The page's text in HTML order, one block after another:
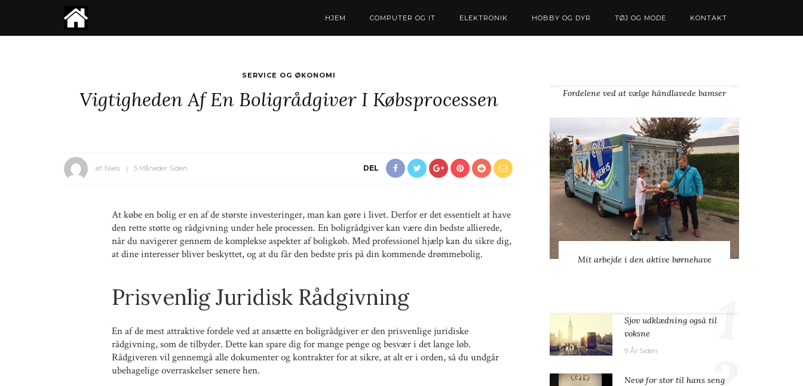
HJEM COMPUTER OG IT ELEKTRONIK HOBBY OG DYR TØJ OG MODE KONTAKT
SERVICE OG ØKONOMI
Vigtigheden Af En Boligrådgiver I Købsprocessen
af: Niels 5 Måneder Siden DEL
At købe en bolig er en af de største investeringer, man kan gøre i livet. Derfor er det essentielt at have
den rette støtte og rådgivning under hele processen. En boligrådgiver kan være din bedste allierede,
når du navigerer gennem de komplekse aspekter af boligkøb. Med professionel hjælp kan du sikre dig,
at dine interesser bliver beskyttet, og at du får den bedste pris på din kommende drømmebolig.
Prisvenlig Juridisk Rådgivning
En af de mest attraktive fordele ved at ansætte en boligrådgiver er den prisvenlige juridiske
rådgivning, som de tilbyder. Dette kan spare dig for mange penge og besvær i det lange løb.
Rådgiveren vil gennemgå alle dokumenter og kontrakter for at sikre, at alt er i orden, så du undgår
ubehagelige overraskelser senere hen.
Fordelene ved at vælge håndlavede bamser
Mit arbejde i den aktive børnehave
Sjov udklædning også til
voksne
9 År Siden 1
Nevø for stor til hans seng